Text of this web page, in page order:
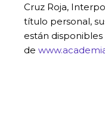
Cruz Roja,
título personal,
están
de